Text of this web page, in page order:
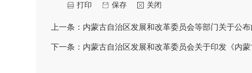
关闭
保存
打印
上一条： 内蒙古自治区发展和改革委员会等部门关于公
下一条： 内蒙古自治区发展和改革委员会关于印发《内